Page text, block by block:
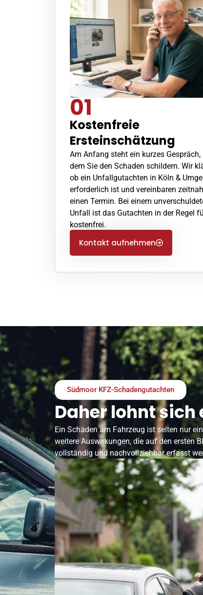
01
Kostenfreie
Ersteinschätzung
Am Anfang steht ein kurzes Gespräch,
dem Sie den Schaden schildern. Wir
ob ein Unfallgutachten in Köln &
erforderlich ist und vereinbaren zeitnah
einen Termin. Bei einem
Unfall ist das Gutachten in der Regel
kostenfrei.
Kontakt aufnehmen
Südmoor KFZ-Schadengutachten
Daher lohnt
Ein Schaden am Fahrzeug ist selten nur
weitere Auswirkungen, die auf den ersten
vollständig und nachvollziehbar erfasst